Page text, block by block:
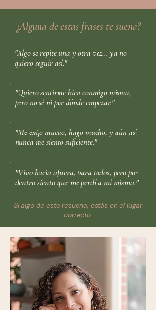
¿Alguna de estas frases te suena?
"Algo se repite una y otra vez... ya no
quiero seguir así."
"Quiero sentirme bien conmigo misma,
pero no sé ni por dónde empezar."
"Me exijo mucho, hago mucho, y aún así
nunca me siento suficiente."
"Vivo hacia afuera, para todos, pero por
dentro siento que me perdí a mí misma."
Si algo de esto resuena, estás en el lugar
correcto.